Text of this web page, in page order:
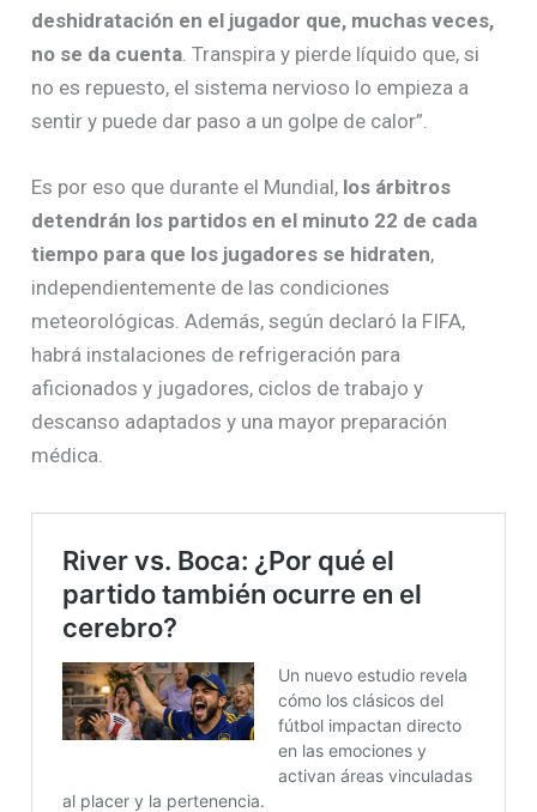
deshidratación en el jugador que, muchas veces,
no se da cuenta . Transpira y pierde líquido que, si
no es repuesto, el sistema nervioso lo empieza a
sentir y puede dar paso a un golpe de calor”.
Es por eso que durante el Mundial, los árbitros
detendrán los partidos en el minuto 22 de cada
tiempo para que los jugadores se hidraten,
independientemente de las condiciones
meteorológicas. Además, según declaró la FIFA,
habrá instalaciones de refrigeración para
aficionados y jugadores, ciclos de trabajo y
descanso adaptados y una mayor preparación
médica.